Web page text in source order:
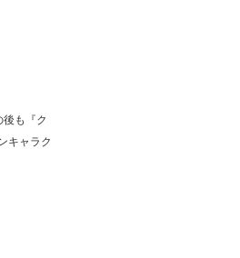
も『ク
キャラク